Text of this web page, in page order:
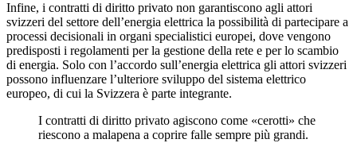
Infine, i contratti di diritto privato non garantiscono agli attori
svizzeri del settore dell’energia elettrica la possibilità di partecipare a
processi decisionali in organi specialistici europei, dove vengono
predisposti i regolamenti per la gestione della rete e per lo scambio
di energia. Solo con l’accordo sull’energia elettrica gli attori svizzeri
possono influenzare l’ulteriore sviluppo del sistema elettrico
europeo, di cui la Svizzera è parte integrante.
I contratti di diritto privato agiscono come «cerotti» che
riescono a malapena a coprire falle sempre più grandi.